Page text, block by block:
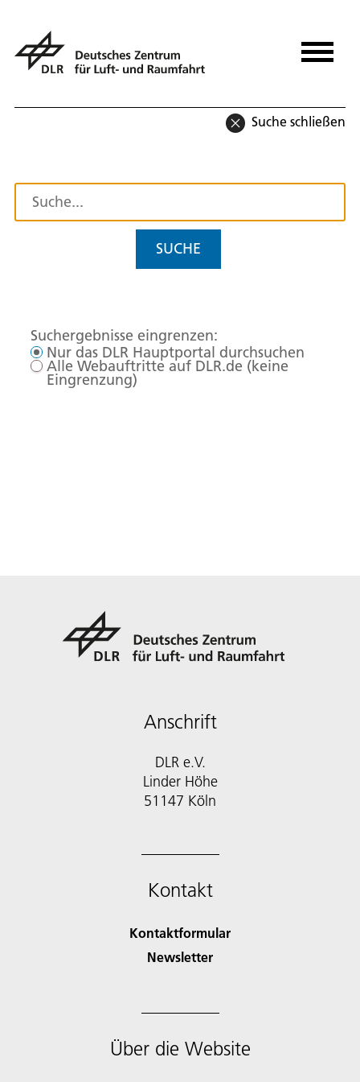
Suche schließen
SUCHE
Suchergebnisse eingrenzen:
Nur das DLR Hauptportal durchsuchen
Alle Webauftritte auf DLR.de (keine
Eingrenzung)
Anschrift
DLR e.V.
Linder Höhe
51147 Köln
Kontakt
Kontaktformular
Newsletter
Über die Website